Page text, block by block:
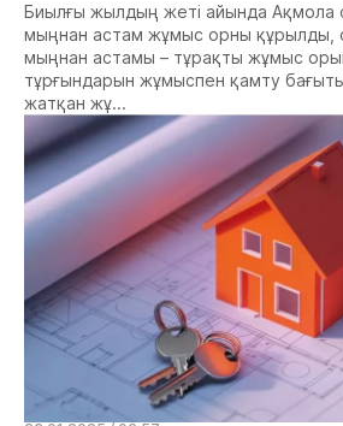
Биылғы жылдың жеті айында Ақмола
мыңнан астам жұмыс орны құрылды,
мыңнан астамы – тұрақты жұмыс
тұрғындарын жұмыспен қамту
жатқан жұ...